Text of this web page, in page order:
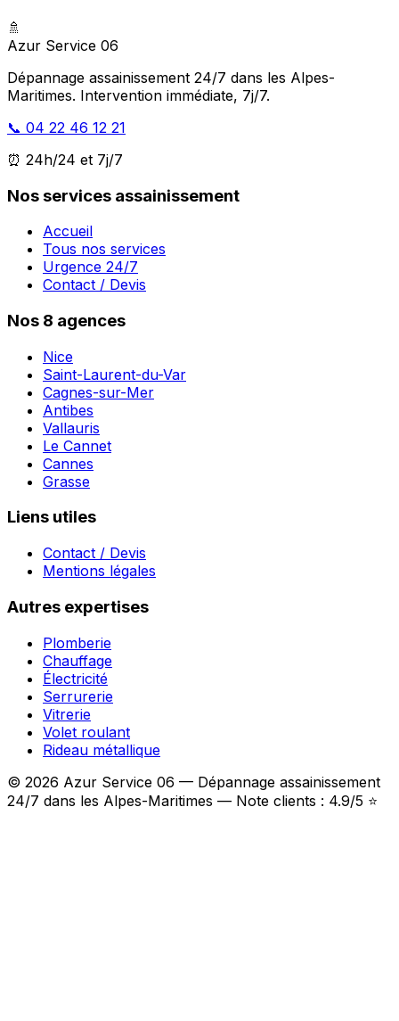
🚿
Azur Service 06
Dépannage assainissement 24/7 dans les Alpes-
Maritimes. Intervention immédiate, 7j/7.
📞 04 22 46 12 21
⏰ 24h/24 et 7j/7
Nos services assainissement
Accueil
Tous nos services
Urgence 24/7
Contact / Devis
Nos 8 agences
Nice
Saint-Laurent-du-Var
Cagnes-sur-Mer
Antibes
Vallauris
Le Cannet
Cannes
Grasse
Liens utiles
Contact / Devis
Mentions légales
Autres expertises
Plomberie
Chauffage
Électricité
Serrurerie
Vitrerie
Volet roulant
Rideau métallique
© 2026 Azur Service 06 — Dépannage assainissement
24/7 dans les Alpes-Maritimes — Note clients : 4.9/5 ⭐